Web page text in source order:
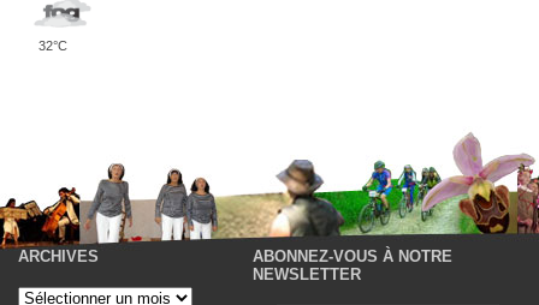
32°C
ARCHIVES
Archives
ABONNEZ-VOUS À NOTRE
NEWSLETTER